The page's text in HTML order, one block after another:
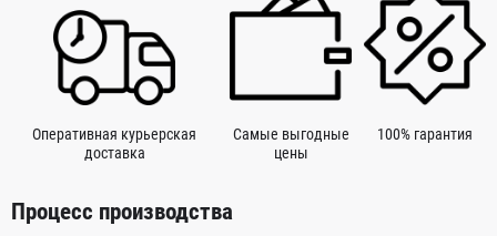
Оперативная курьерская
доставка
Самые выгодные
цены
100% гарантия
Процесс производства